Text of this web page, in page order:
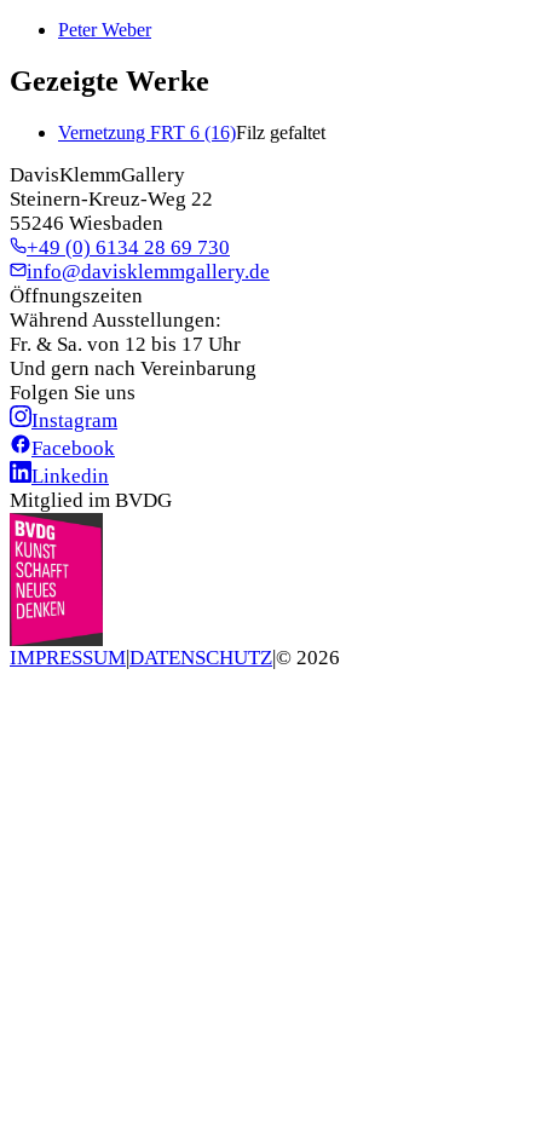
Peter Weber
Gezeigte Werke
Vernetzung FRT 6 (16)Filz gefaltet
DavisKlemmGallery
Steinern-Kreuz-Weg 22
55246 Wiesbaden
+49 (0) 6134 28 69 730
info@davisklemmgallery.de
Öffnungszeiten
Während Ausstellungen:
Fr. & Sa. von 12 bis 17 Uhr
Und gern nach Vereinbarung
Folgen Sie uns
Instagram
Facebook
Linkedin
Mitglied im BVDG
IMPRESSUM|DATENSCHUTZ|© 2026